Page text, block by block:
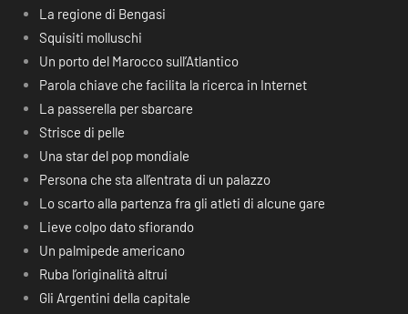
La regione di Bengasi
Squisiti molluschi
Un porto del Marocco sull’Atlantico
Parola chiave che facilita la ricerca in Internet
La passerella per sbarcare
Strisce di pelle
Una star del pop mondiale
Persona che sta all’entrata di un palazzo
Lo scarto alla partenza fra gli atleti di alcune gare
Lieve colpo dato sfiorando
Un palmipede americano
Ruba l’originalità altrui
Gli Argentini della capitale